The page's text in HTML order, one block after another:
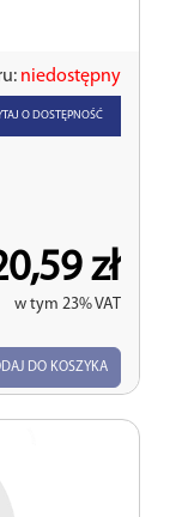
niedostępny
O DOSTĘPNOŚĆ
zł
w tym 23% VAT
DO KOSZYKA